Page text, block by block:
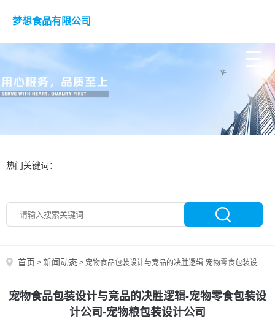
梦想食品有限公司
热门关键词：
首页 > 新闻动态 > 宠物食品包装设计与竞品的决胜逻辑-宠物零食包装设计公司-宠物粮包装设计公司
宠物食品包装设计与竞品的决胜逻辑-宠物零食包装设
计公司-宠物粮包装设计公司